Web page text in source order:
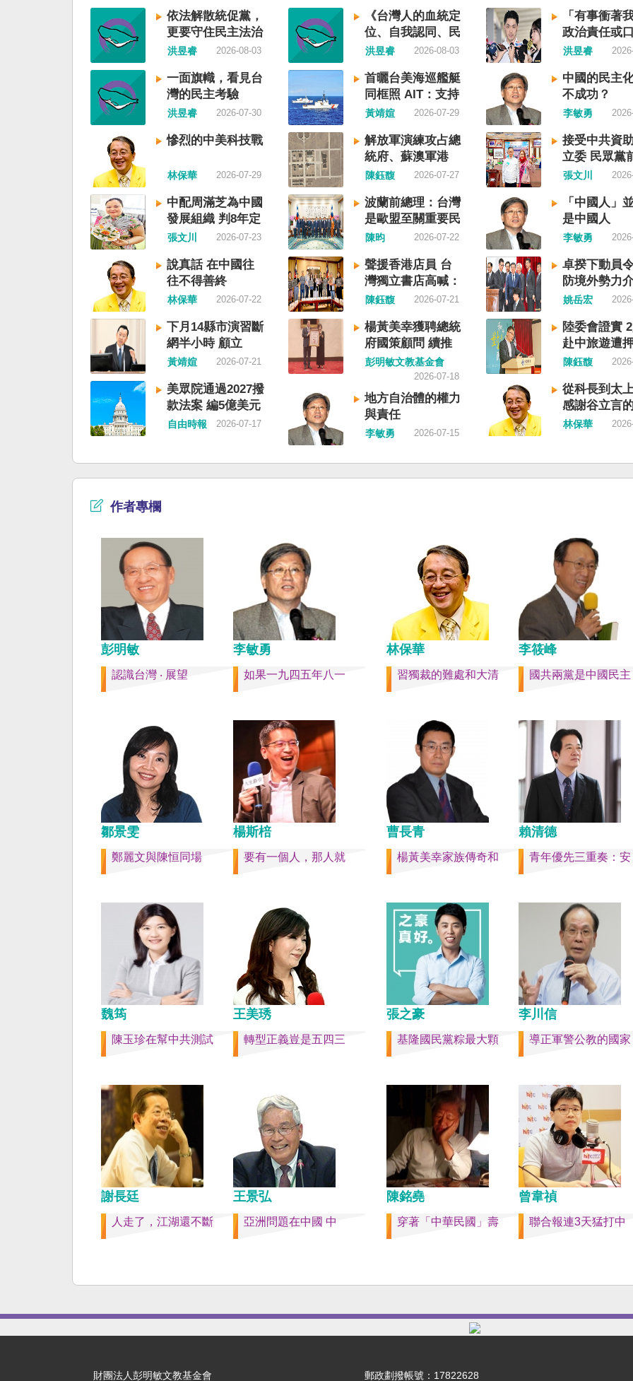
門的無理粗魯聲明是對國際秩序
與規範的無知、漠視與踐踏，極
其可笑」。 中國海事局官網六日
公告，颱風白海豚將影響台灣海
峽及周邊海域，廣東海事局決定
六日晚間六時起，對經過台灣海
峽南口北上船舶實施交通管制，
各船舶必須遵守交通管制要求，
聽從現場海事管理機構指揮。 海
巡署昨表示，台灣海峽為國際水
域，依據「聯合國海洋法公約」
等國際規範，領海範圍外均適用
國際法「公海航行自由」原則，
中國無任何權利對該水域實施
「管制」；海巡署向來尊重符合
國際法的航行自由，對於中方假
借「颱風」之名，行假造「管轄
權」之實的認知作戰，企圖藉海
事管制將台海內水化，予以最嚴
厲譴責，並要求中方恪守國際規
範，避免破壞區域的和平穩定。
海巡署同時強調，將持續運用聯
合情監偵手段，全天候掌握我國
周邊海域動態，目前未偵獲中國
船舶異常舉動，亦未接獲航商反
映遭到廣播干擾，提醒航經該海
域之商貨輪，如接獲中方廣播
時，無需理會中方要求，並請立
即通報相關單位，海巡署將會採
取一切必要手段，確保船舶航行
自由與安全。
後許多殖民地選擇獨立，成為杭
廷頓第二波民主化的歷史。獨立
的台灣會像脫離日本殖民的韓
國，八一五這一天成為獨立紀念
日及光復節。不同於有國家歷史
的朝鮮，台灣是新興國家，開展
自己國家的歷史。台灣沒有像朝
鮮的左右路線競逐政權，造成內
戰形成南韓、北朝分裂國家的歷
史。或許會有左右路線政黨，形
塑台灣的國家之路。 如果一九四
五年八一五台灣獨立了，一九四
九年中華人民共和國革命推翻中
華民國，中國國民黨蔣介石政權
只能選擇海南島，國共競鬥的歷
史就會是另一種局面，與台灣無
關。台灣沒有中國問題，中國也
沒有台灣問題。台灣與中國也不
至於陳兵海峽兩岸，戰爭的陰影
籠罩。 如果一九四五年八一五台
灣獨立了，台灣會成為東亞漢字
文化圈一個不屬於中國的新興國
家。台灣或許像新加坡一樣，通
行漢字中文華語，也留下日本
語，一如新加坡留下英文，本土
原有的福佬話、客家話、原住民
各族語也不會被壓迫。 如果一九
四五年八一五台灣獨立了，台灣
早已是聯合國會員國，也不至於
長期在黑夜哭泣。 如果一九四五
年八一五台灣獨立了，台灣早已
民主化，不必有長期戒嚴體制的
壓迫，也沒有隨中國國民黨從中
國流亡到台灣形成的流亡殖民群
落留下來的遺民問題。漢字文化
圈的國家台灣會傳承更多日本留
下來的風貌，如果吸引中國人來
台也是中國僑民或台灣新住民、
新國民，而不是什麼外省人。 如
果一九四五年八一五台灣獨立
主國家，不必在國民養成過程的
教育被教導成一個虛構的大國，
也不會有見證二二八事件的美國
副領事葛超智（G. Kerr）《被出
賣的台灣》這本書。台灣是三萬
六千多平方公里的美麗島嶼群
落，中央山脈南北相連，四面海
域環抱，是島嶼國度不是大陸國
家。 一九四五年八一五，台灣人
在祖國的迷惘與迷障中做了錯誤
的選擇，不只造成台灣集體命運
分裂。民主化後的台灣，要走向
新歷史，珍惜台灣自己的條件，
好好建構我們尚未正常化的國
家。台灣是小而美、豐裕而堅
強，在太平洋西南海域，一個閃
亮的國家。 中國啊！請獨立於台
灣之外吧！如果在意收拾「中華
民國」這個你們立鑄為繼承之國
碑銘的國號，台灣也會尊重歷
史，對殘餘中國做歷史的了結，
侵權的新國家，開啟歷史的新樂
章。歷史不會重來，但提供教
訓。 （作者是詩人）
出，中國上個月不顧國際反
實施「民族團結進步促進
「對中政策跨國議會聯盟」
（IPAC）隨即發表聲明，
重違反基本人權。他感謝
本共同主席中谷元、IPAC
任裴倫德昨以行動再次彰顯
聲明的立場，很榮幸代表台
民接受IPAC的聲明，台灣
堅定的支持，共同捍衛全球
法治。 賴清德強調，中國
促法」不僅侵害台灣主權、
宗教與少數族群，更透過
壓手段，對世界各國人民進
治審查、製造寒蟬效應，是
國際社會應該團結反制的惡
提醒各國「紅色恐怖正在世
延」 賴清德表示，面對中
主義不斷擴張，紅色恐怖正
界各地蔓延，今年論壇主題
討論全球的民主韌性、灰
的因應聯防，以及非紅供應
重塑，更加反映出台灣在國
會中的角色定位，以及期許
能承擔的國際責任。 賴清
示，當今台灣的民主成就
際的肯定，面對中國「民促
的威脅，台灣不會接受統戰
迫黑手伸進台灣，或任何
家與地區。 賴清德強調，
性，增進國際合作，凝聚最
力量，確保印太區域的和平
定；台灣也將善用AI、半導
資通訊等高科技產業優勢，
民主夥伴，一起打造「非紅
鏈」，來強化經濟韌性，讓
的國家更安全更繁榮。 最
清德說，台灣是民主自由的
塔，也是印太和平的重要基
即使威權主義威脅及全球新
固。
七月中國官方的經濟數字，
業採購經理人指數PMI，由
的五十．三％大幅滑落至
九．二％，不僅低於預估
十．一％，更一舉跌破五十
枯線，加上非製造業和綜
產出指數三大核心指標同步
榮枯線，習近平的梭哈（
擲）失敗，在會議文件上
兩處承認「困難」。 一處
效應對各種外部衝擊和內
難」，後面提及「要高度
濟運行中的困難挑戰」。其
段落所說的例如公平競爭
業、三農、天災等都是。而
態化解決企業帳款拖欠問
更暴露企業之間拖欠已經是
化。近三十年前的「三角債
不是復活了？企業發薪給員
然也拖欠。 另外有兩處提
牢基層『三保』底線」和「
『一老一小』服務保障」
保險系統也出了問題。 後
句「推動各級領導幹部以
揚向上的精氣神，不斷創造
量發展新業績」。不懂什
「精氣神」，還以為是假
是新時代習近平思想嗎？
路。據統計，過去一年，已
九名中央委員被官方宣布落
罷免全國人大代表職務。另
有「失蹤」者。總共接近三
人。 領銜的是兩名政治局
軍委副主席張又俠與新疆黨
記馬興瑞。 軍方還有原中
副主席何衛東、原軍委委員
合參謀部參謀長劉振立、原
政治工作部主任苗華、前信
援部隊政委李偉、前陸軍司
長許學強、前西部戰區政委
彪、前空軍政委郭普校、前
戰區政委劉青松、前南部戰
令員吳亞男、前南部戰區政
文全、前西部戰區司令員汪
江、前北部戰區司令員黃銘
中部戰區政委徐德清、前國
學政委鍾紹軍等。 黨政系統
分，前廣西政府主席藍天立
內蒙古政府主席王莉霞、前
證監會主席易會滿、前內蒙
易煉紅、前應急管理部部長
喜、前重慶市長胡衡華等。
聯部部長劉建超、前工信部
金壯龍、前中央軍民融合辦
副主任雷凡培，都是被不正
職。 最新的河北黨書記倪岳
「另有任用」，應該是與德
聲與紐約時報披露張家口對
人士動態控制平台被登錄有
這些大清洗是反映習近平的
依法解散統促黨，
更要守住民主法治
洪昱睿 2026-08-03
一面旗幟，看見台
灣的民主考驗
洪昱睿 2026-07-30
慘烈的中美科技戰
林保華 2026-07-29
中配周滿芝為中國
發展組織 判8年定
讞
張文川 2026-07-23
說真話 在中國往
往不得善終
林保華 2026-07-22
下月14縣市演習斷
網半小時 顧立
雄：固網不受影響
黃靖媗 2026-07-21
美眾院通過2027撥
款法案 編5億美元
援台
自由時報 2026-07-17
《台灣人的血統定
位、自我認同、民
族意識》—凝聚共
認同
洪昱睿 2026-08-03
首曬台美海巡艦艇
同框照 AIT：支持
台灣海事執法
黃靖媗 2026-07-29
解放軍演練攻占總
統府、蘇澳軍港
國防部：威脅非常
陳鈺馥 2026-07-27
波蘭前總理：台灣
是歐盟至關重要民
主夥伴
陳昀 2026-07-22
聲援香港店員 台
灣獨立書店高喊：
閱讀自由
陳鈺馥 2026-07-21
楊黃美幸獲聘總統
府國策顧問 續推
台灣人民自救宣言
彭明敏文教基金會
2026-07-18
地方自治體的權力
與責任
李敏勇 2026-07-15
「有事衝著
政治責任或
演？
洪昱睿
中國的民主
不成功？
李敏勇
接受中共資
立委 民眾黨
工馬治薇判
張文川
「中國人」
是中國人
李敏勇
卓揆下動員
防境外勢力
姚岳宏
陸委會證實
赴中旅遊遭
陳鈺馥
從科長到太
感謝谷立言
林保華
作者專欄
彭明敏
認識台灣 ‧ 展望
李敏勇
如果一九四五年八一
林保華
習獨裁的難處和大清
李筱峰
國共兩黨是中國民主
鄒景雯
鄭麗文與陳恒同場
楊斯棓
要有一個人，那人就
曹長青
楊黃美幸家族傳奇和
賴清德
青年優先三重奏：安
魏筠
陳玉珍在幫中共測試
王美琇
轉型正義豈是五四三
張之豪
基隆國民黨粽最大顆
李川信
導正軍警公教的國家
謝長廷
人走了，江湖還不斷
王景弘
亞洲問題在中國 中
陳銘堯
穿著「中華民國」壽
曾韋禎
聯合報連3天猛打中
財團法人彭明敏文教基金會 郵政劃撥帳號：17822628